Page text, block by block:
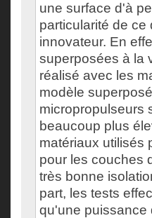
une surface d'à
particularité de
innovateur. En
superposées à la
réalisé avec les
modèle
micropropulseurs
beaucoup plus
matériaux utilisés
pour les couches
très bonne
part, les tests
qu'une puissance